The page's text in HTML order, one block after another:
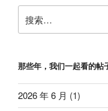
索：
那些年，我们一起看的帖
2026 年 6 月 (1)